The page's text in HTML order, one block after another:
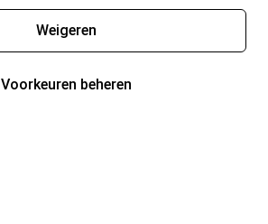
Weigeren
Voorkeuren beheren